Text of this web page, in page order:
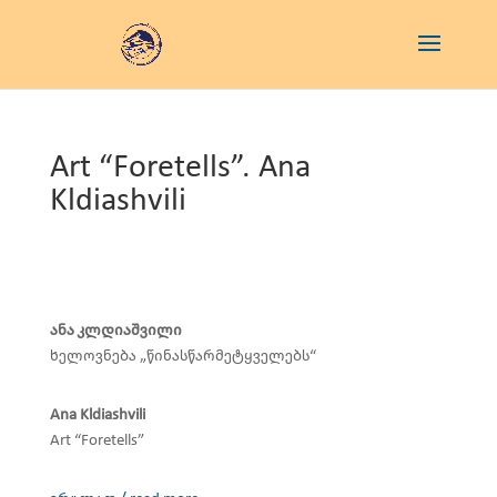
Art “Foretells”. Ana
Kldiashvili
ანა კლდიაშვილი
ხელოვნება „წინასწარმეტყველებს“
Ana Kldiashvili
Art “Foretells”